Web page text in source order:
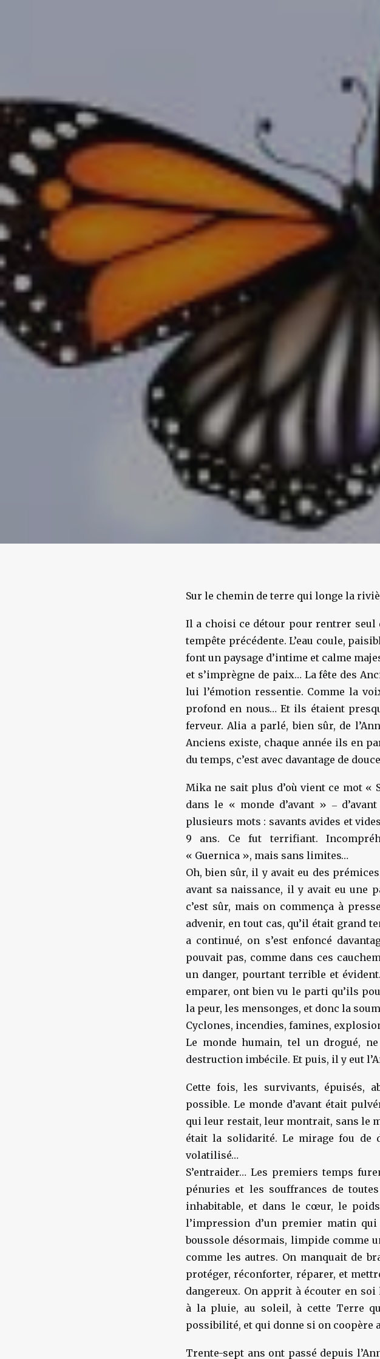
Sur le chemin de terre qui longe la
Il a choisi ce détour pour rentrer seul
tempête précédente. L’eau coule,
font un paysage d’intime et calme
et s’imprègne de paix… La fête des
lui l’émotion ressentie. Comme la
profond en nous… Et ils étaient
ferveur. Alia a parlé, bien sûr, de
Anciens existe, chaque année ils en
du temps, c’est avec davantage de
Mika ne sait plus d’où vient ce mot «
dans le « monde d’avant » ‒
plusieurs mots : savants avides et
9 ans. Ce fut terrifiant.
« Guernica », mais sans limites…
Oh, bien sûr, il y avait eu des
avant sa naissance, il y avait eu une
c’est sûr, mais on commença à
advenir, en tout cas, qu’il était grand
a continué, on s’est enfoncé
pouvait pas, comme dans ces
un danger, pourtant terrible et
emparer, ont bien vu le parti qu’ils
la peur, les mensonges, et donc la
Cyclones, incendies, famines,
Le monde humain, tel un drogué,
destruction imbécile. Et puis, il y eut
Cette fois, les survivants, épuisés,
possible. Le monde d’avant était
qui leur restait, leur montrait, sans le
était la solidarité. Le mirage fou de
volatilisé…
S’entraider… Les premiers temps
pénuries et les souffrances de
inhabitable, et dans le cœur, le
l’impression d’un premier matin
boussole désormais, limpide comme
comme les autres. On manquait de
protéger, réconforter, réparer, et
dangereux. On apprit à écouter en
à la pluie, au soleil, à cette Terre
possibilité, et qui donne si on coopère
Trente-sept ans ont passé depuis